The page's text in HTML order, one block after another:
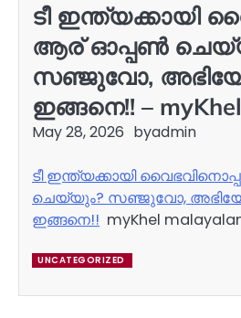
ടീ ഇന്ത്യക്കായി
ആര് ഓപ്പണ്‍
സഞ്ജുവോ,
ഇങ്ങനെ!! –
May 28, 2026 byadmin
ടീ ഇന്ത്യക്കായി
ചെയ്യും? സഞ്ജുവോ,
ഇങ്ങനെ!! myKhel
UNCATEGORIZED